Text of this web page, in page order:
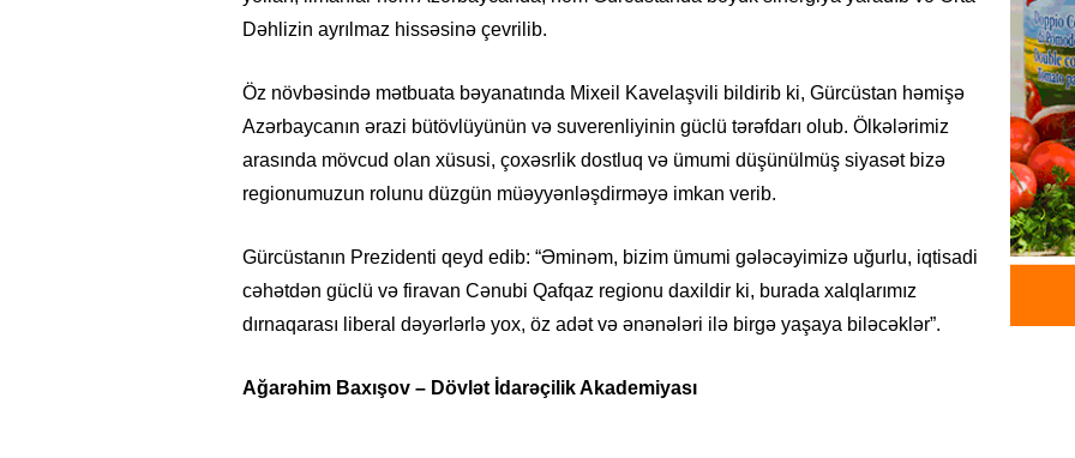
Dəhlizin ayrılmaz hissəsinə çevrilib.
Öz növbəsində mətbuata bəyanatında Mixeil Kavelaşvili bildirib ki, Gürcüstan həmişə
Azərbaycanın ərazi bütövlüyünün və suverenliyinin güclü tərəfdarı olub. Ölkələrimiz
arasında mövcud olan xüsusi, çoxəsrlik dostluq və ümumi düşünülmüş siyasət bizə
regionumuzun rolunu düzgün müəyyənləşdirməyə imkan verib.
Gürcüstanın Prezidenti qeyd edib: “Əminəm, bizim ümumi gələcəyimizə uğurlu, iqtisadi
cəhətdən güclü və firavan Cənubi Qafqaz regionu daxildir ki, burada xalqlarımız
dırnaqarası liberal dəyərlərlə yox, öz adət və ənənələri ilə birgə yaşaya biləcəklər”.
Ağarəhim Baxışov – Dövlət İdarəçilik Akademiyası
GÜNDƏM
ilə
GÜNDƏM